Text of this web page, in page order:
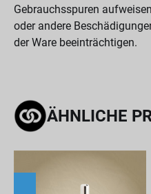
Gebrauchsspuren
oder andere
der Ware beeinträchtigen.
ÄHNLICHE